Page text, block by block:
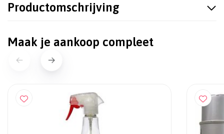
Productomschrijving
Maak je aankoop compleet